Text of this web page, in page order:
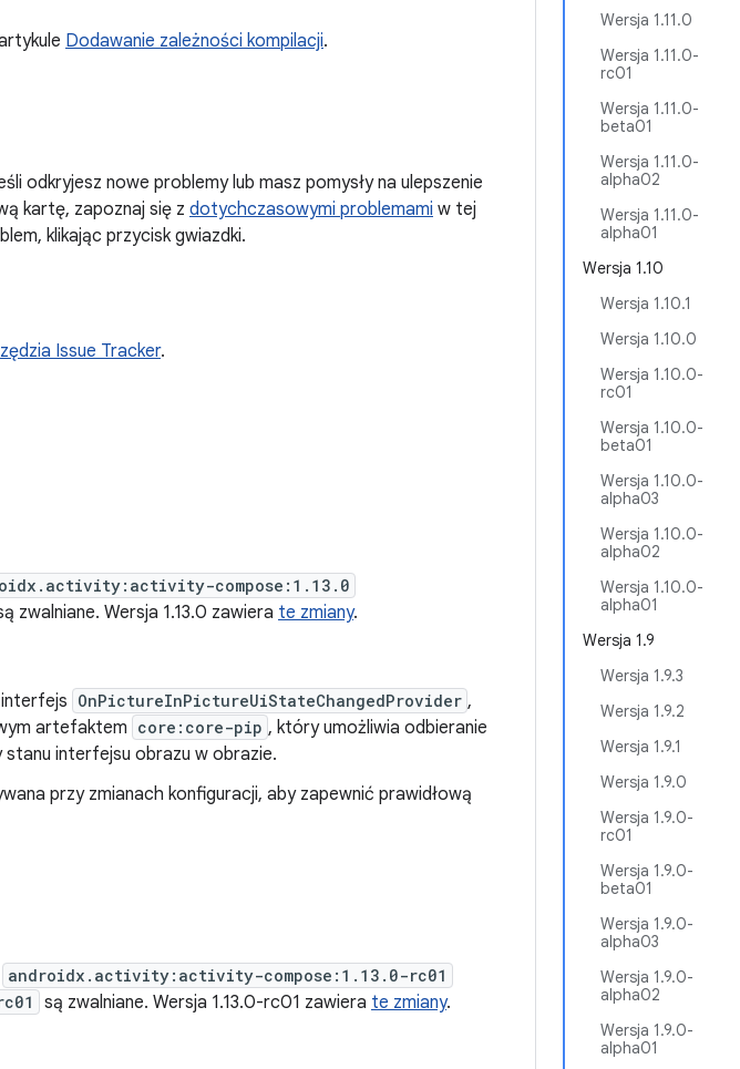
Wersja 1.11.0
Wersja 1.11.0-
rc01
Wersja 1.11.0-
beta01
Wersja 1.11.0-
alpha02
Wersja 1.11.0-
alpha01
Wersja 1.10
Wersja 1.10.1
Wersja 1.10.0
Wersja 1.10.0-
rc01
Wersja 1.10.0-
beta01
Wersja 1.10.0-
alpha03
Wersja 1.10.0-
alpha02
Wersja 1.10.0-
alpha01
Wersja 1.9
Wersja 1.9.3
Wersja 1.9.2
Wersja 1.9.1
Wersja 1.9.0
Wersja 1.9.0-
rc01
Wersja 1.9.0-
beta01
Wersja 1.9.0-
alpha03
Wersja 1.9.0-
alpha02
Wersja 1.9.0-
alpha01
Dodawanie zależności kompilacji.
odkryjesz nowe problemy lub masz pomysły na ulepszenie
kartę, zapoznaj się z dotychczasowymi problemami w tej
klikając przycisk gwiazdki.
Issue Tracker.
compose:1.13.0
zwalniane. Wersja 1.13.0 zawiera te zmiany.
OnPictureInPictureUiStateChangedProvider ,
artefaktem core:core-pip , który umożliwia odbieranie
interfejsu obrazu w obrazie.
przy zmianach konfiguracji, aby zapewnić prawidłową
androidx.activity:activity-compose:1.13.0-rc01
są zwalniane. Wersja 1.13.0-rc01 zawiera te zmiany.